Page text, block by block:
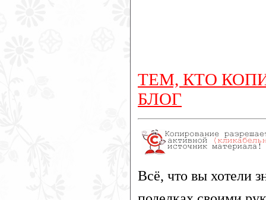
ТЕМ, КТО
БЛОГ
Всё, что вы хотели